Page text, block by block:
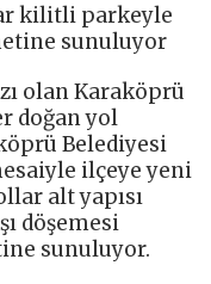
kilitli parkeyle
sunuluyor
olan Karaköprü
doğan yol
Belediyesi
ilçeye yeni
alt yapısı
döşemesi
sunuluyor.